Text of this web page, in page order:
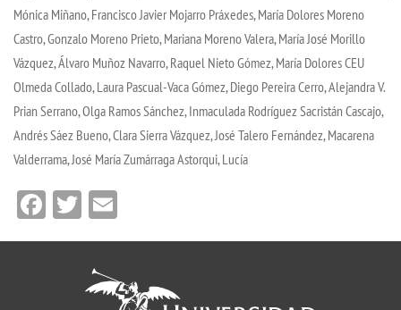
Mónica Miñano, Francisco Javier Mojarro Práxedes, María Dolores Moreno
Castro, Gonzalo Moreno Prieto, Mariana Moreno Valera, María José Morillo
Vázquez, Álvaro Muñoz Navarro, Raquel Nieto Gómez, María Dolores CEU
Olmeda Collado, Laura Pascual-Vaca Gómez, Diego Pereira Cerro, Alejandra V.
Prian Serrano, Olga Ramos Sánchez, Inmaculada Rodríguez Sacristán Cascajo,
Andrés Sáez Bueno, Clara Sierra Vázquez, José Talero Fernández, Macarena
Valderrama, José María Zumárraga Astorqui, Lucía
Facebook
Twitter